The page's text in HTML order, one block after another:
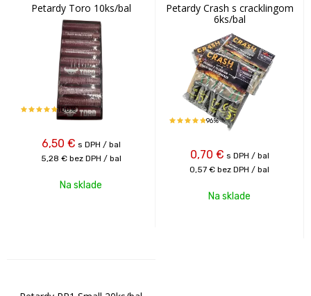
Petardy Toro 10ks/bal
100%
6,50 € s DPH / bal
5,28 € bez DPH / bal
Na sklade
Petardy Crash s cracklingom
6ks/bal
96%
0,70 € s DPH / bal
0,57 € bez DPH / bal
Na sklade